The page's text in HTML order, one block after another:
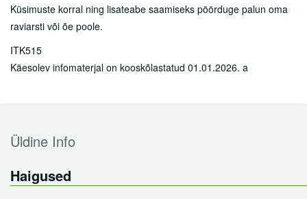
Ukraina sõjapõgenikele
Abiks lahkunu omastele
Partnerile
Haiglast
Kontakt
Üldine Info
Haigused
Küsimuste korral ning lisateabe saamiseks pöörduge palun oma
raviarsti või õe poole.
ITK515
Käesolev infomaterjal on kooskõlastatud 01.01.2026. a